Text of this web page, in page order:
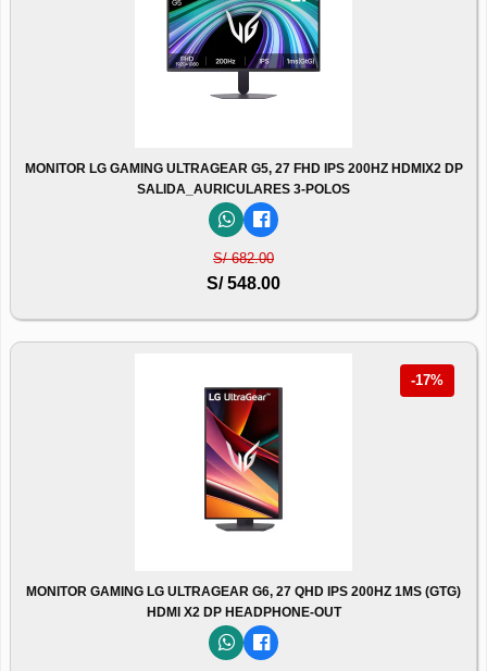
MONITOR LG GAMING ULTRAGEAR G5, 27 FHD IPS 200HZ HDMIX2 DP
SALIDA_AURICULARES 3-POLOS
S/ 682.00
S/ 548.00
-17%
MONITOR GAMING LG ULTRAGEAR G6, 27 QHD IPS 200HZ 1MS (GTG)
HDMI X2 DP HEADPHONE-OUT